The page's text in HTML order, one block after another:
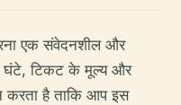
एक संवेदनशील और
घंटे, टिकट के मूल्य और
करता है ताकि आप इस